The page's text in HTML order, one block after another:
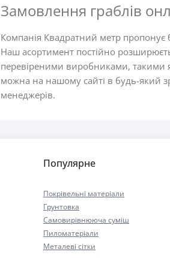
Замовлення граблів
Компанія Квадратний метр пропонує
Наш асортимент постійно
перевіреними виробниками, такими
можна на нашому сайті в будь-який
менеджерів.
Популярне
Покрівельні матеріали
Грунтовка
Самовирівнююча суміш
Пиломатеріали
Металеві сітки